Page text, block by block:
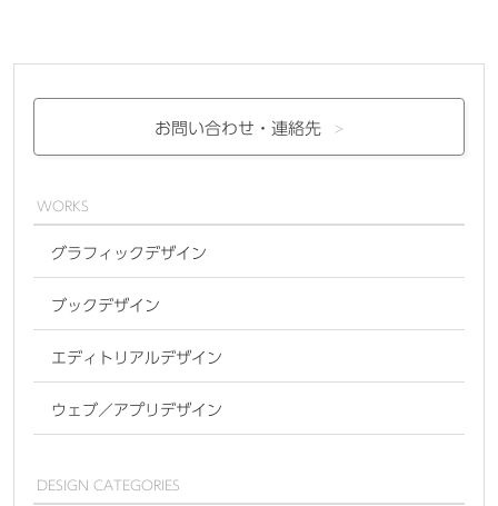
お問い合わせ・ 連絡先
WORKS
グラフィックデザイン
ブックデザイン
エディトリアルデザイン
ウェブ／アプリデザイン
DESIGN CATEGORIES